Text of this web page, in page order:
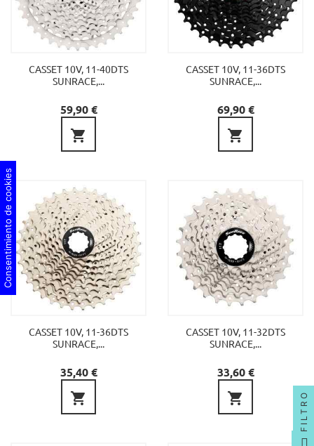
CASSET 10V, 11-40DTS
SUNRACE,...
Precio
59,90 €

CASSET 10V, 11-36DTS
SUNRACE,...
Precio
69,90 €

CASSET 10V, 11-36DTS
SUNRACE,...
Precio
35,40 €

CASSET 10V, 11-32DTS
SUNRACE,...
Precio
33,60 €
 FILTRO
Consentimiento de cookies